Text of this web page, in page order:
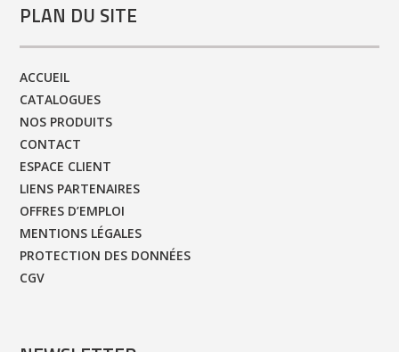
PLAN DU SITE
ACCUEIL
CATALOGUES
NOS PRODUITS
CONTACT
ESPACE CLIENT
LIENS PARTENAIRES
OFFRES D’EMPLOI
MENTIONS LÉGALES
PROTECTION DES DONNÉES
CGV